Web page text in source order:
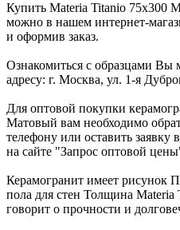
Купить Materia Titanio 75x300
можно в нашем интернет-
и оформив заказ.
Ознакомиться с образцами
адресу: г. Москва, ул. 1-я
Для оптовой покупки
Матовый вам необходимо
телефону или оставить заявку
на сайте "Запрос оптовой
Керамогранит имеет рисунок
пола для стен Толщина
говорит о прочности и